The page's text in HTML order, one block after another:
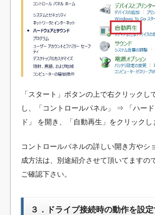
「スタート」ボタンの上で右クリックし
し、「コントロールパネル」 ⇒ 「ハー
ド」 を開き、「自動再生」をクリックし
コントロールパネルの詳しい開き方やシ
成方法は、別途紹介させて頂いてますの
ご確認下さい。
３．ドライブ接続時の動作を設定